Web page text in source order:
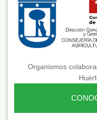
Organismos